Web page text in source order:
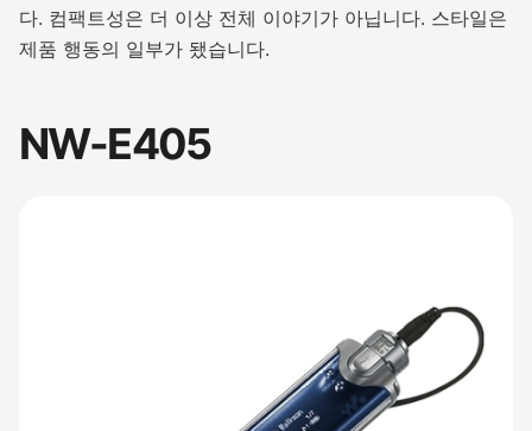
다. 컴팩트성은 더 이상 전체 이야기가 아닙니다. 스타일은
제품 행동의 일부가 됐습니다.
NW-E405